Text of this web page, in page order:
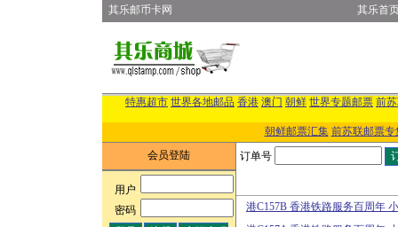
其乐邮币卡网 其乐首
特惠超市 世界各地邮品 香港 澳门 朝鲜 世界专题邮票 前
朝鲜邮票汇集 前苏联邮票专
会员登陆
用户:
密码:
订单号
港C157B 香港铁路服务百周年